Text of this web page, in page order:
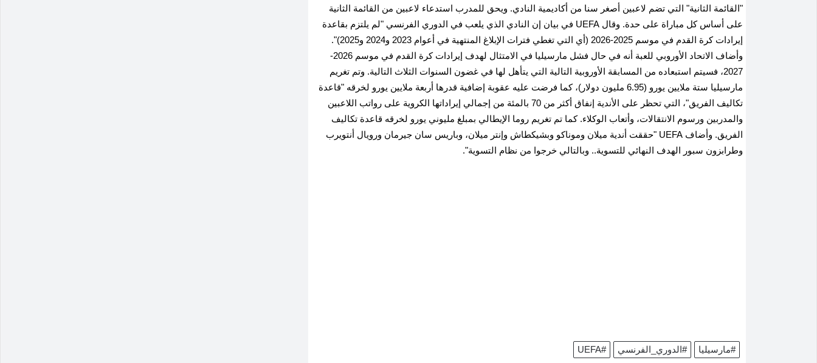
"القائمة الثانية" التي تضم لاعبين أصغر سنا ‌من أكاديمية النادي. ويحق ⁠للمدرب استدعاء ​لاعبين من القائمة الثانية
على أساس ​كل مباراة على حدة. وقال UEFA في بيان إن النادي الذي يلعب في الدوري الفرنسي "لم يلتزم بقاعدة
إيرادات كرة القدم في موسم 2025-2026 (أي التي تغطي فترات الإبلاغ المنتهية في أعوام 2023 و2024 و2025)".
وأضاف الاتحاد الأوروبي للعبة أنه في حال فشل مارسيليا في الامتثال ‌لهدف إيرادات كرة ‌القدم في موسم ⁠2026-
2027، فسيتم استبعاده من المسابقة الأوروبية التالية ⁠التي يتأهل ⁠لها في غضون السنوات الثلاث التالية. وتم تغريم
مارسيليا ستة ملايين يورو (6.95 مليون دولار)، كما فرضت عليه عقوبة إضافية قدرها أربعة ملايين يورو لخرقه "قاعدة
تكاليف الفريق"، التي تحظر على الأندية إنفاق ​أكثر من 70 بالمئة من إجمالي إيراداتها الكروية على رواتب اللاعبين
والمدربين ورسوم الانتقالات، وأتعاب الوكلاء. كما تم تغريم روما الإيطالي بمبلغ مليوني يورو لخرقه قاعدة تكاليف
الفريق. وأضاف UEFA "حققت أندية ميلان وموناكو وبشيكطاش وإنتر ميلان، وباريس سان جيرمان ورويال أنتويرب
وطرابزون سبور الهدف النهائي للتسوية.. ‌وبالتالي ​خرجوا من نظام التسوية".
#UEFA #الدوري_الفرنسي #مارسيليا